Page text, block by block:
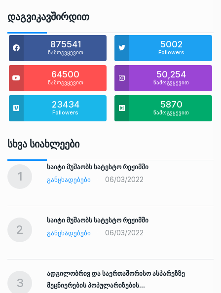
Დაგვიკავშირდით
875541
წამოგვყევით
5002
Followers
64500
წამოგვყევით
50,254
წამოგვყევით
23434
Followers
5870
წამოგვყევით
Სხვა Სიახლეები
1
საიტი მუშაობს სატესტო რეჟიმში
ᲒᲐᲜᲪᲮᲐᲓᲔᲑᲔᲑᲘ
06/03/2022
2
საიტი მუშაობს სატესტო რეჟიმში
ᲒᲐᲜᲪᲮᲐᲓᲔᲑᲔᲑᲘ
06/03/2022
3
ადგილობრივ და საერთაშორისო ასპარეზზე
მეცნიერების პოპულარიზების…